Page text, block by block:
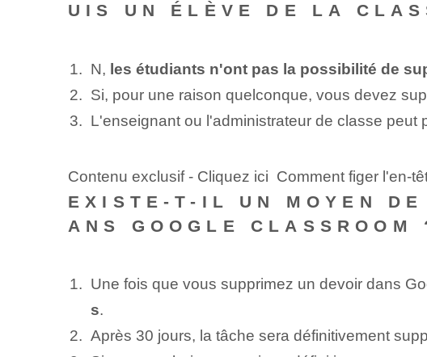
UIS UN ÉLÈVE DE LA
N, les étudiants n'ont pas la possibilité de
Si, pour une raison quelconque, vous devez
L'enseignant ou l'administrateur de classe
Contenu exclusif - Cliquez ici Comment figer l'en-
EXISTE-T-IL UN MOYEN
ANS GOOGLE CLASSROOM
Une fois que vous supprimez un devoir dans
s.
Après 30 jours, la tâche sera définitivement